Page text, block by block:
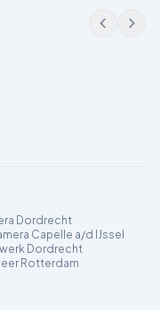
Dordrecht
Capelle a/d IJssel
Dordrecht
Rotterdam